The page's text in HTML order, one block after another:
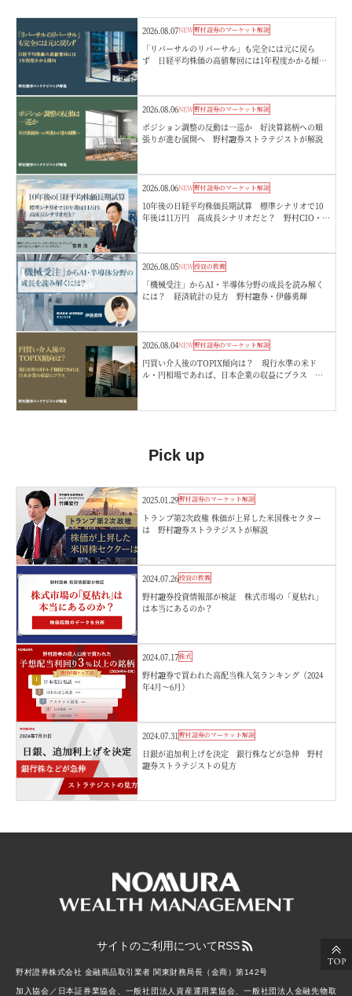
2026.08.07NEW野村證券のマーケット解説
「リバーサルのリバーサル」も完全には元に戻ら
ず 日経平均株価の高値奪回には1年程度かかる傾
2026.08.06NEW野村證券のマーケット解説
ポジション調整の反動は一巡か 好決算銘柄への順
張りが進む展開へ 野村證券ストラテジストが解説
2026.08.06NEW野村證券のマーケット解説
10年後の日経平均株価長期試算 標準シナリオで10
年後は11万円 高成長シナリオだと？ 野村CIO・宮
2026.08.05NEW投資の教養
「機械受注」からAI・半導体分野の成長を読み解く
には？ 経済統計の見方 野村證券・伊藤勇輝
2026.08.04NEW野村證券のマーケット解説
円買い介入後のTOPIX傾向は？ 現行水準の米ド
ル・円相場であれば、日本企業の収益にプラス 野
Pick up
2025.01.29野村證券のマーケット解説
トランプ第2次政権 株価が上昇した米国株セクター
は 野村證券ストラテジストが解説
2024.07.26投資の教養
野村證券投資情報部が検証 株式市場の「夏枯れ」
は本当にあるのか？
2024.07.17株式
野村證券で買われた高配当株人気ランキング（2024
年4月～6月）
2024.07.31 野村證券のマーケット解説
日銀が追加利上げを決定 銀行株などが急伸 野村
證券ストラテジストの見方
サイトのご利用についてRSS
野村證券株式会社 金融商品取引業者 関東財務局長（金商）第142号
加入協会／日本証券業協会、一般社団法人資産運用業協会、一般社団法人金融先物取